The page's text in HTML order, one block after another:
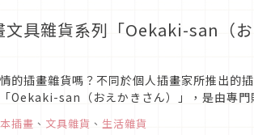
文具雜貨系列「Oekaki-san（
的插畫雜貨嗎？不同於個人插畫家所推出的
Oekaki-san（おえかきさん）」，是由專
意外地受到各個年齡層的粉絲喜愛，本次文
插畫 、 文具雜貨 、 生活雜貨